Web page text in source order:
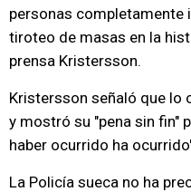
personas completamente
tiroteo de masas en la
prensa Kristersson.
Kristersson señaló que lo
y mostró su "pena sin fin"
haber ocurrido ha
La Policía sueca no ha